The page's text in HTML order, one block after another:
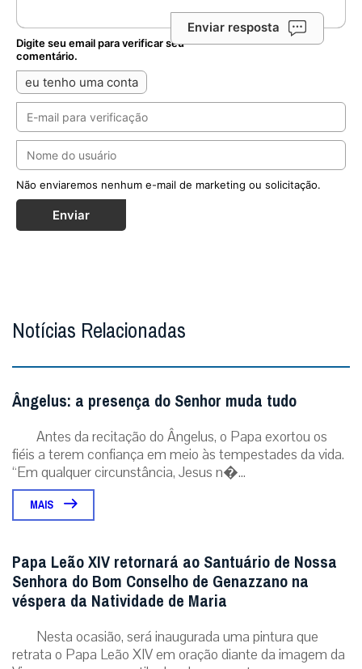
Enviar resposta
Digite seu email para verificar seu
comentário.
eu tenho uma conta
Não enviaremos nenhum e-mail de marketing ou solicitação.
Enviar
Notícias Relacionadas
Ângelus: a presença do Senhor muda tudo
Antes da recitação do Ângelus, o Papa exortou os
fiéis a terem confiança em meio às tempestades da vida.
“Em qualquer circunstância, Jesus n�...
MAIS
Papa Leão XIV retornará ao Santuário de Nossa
Senhora do Bom Conselho de Genazzano na
véspera da Natividade de Maria
Nesta ocasião, será inaugurada uma pintura que
retrata o Papa Leão XIV em oração diante da imagem da